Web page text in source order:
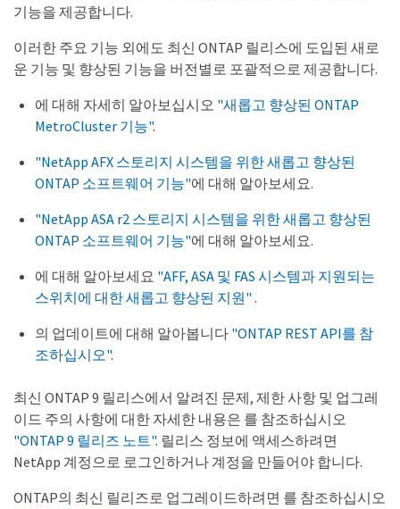
기능을 제공합니다.
이러한 주요 기능 외에도 최신 ONTAP 릴리스에 도입된 새로
운 기능 및 향상된 기능을 버전별로 포괄적으로 제공합니다.
에 대해 자세히 알아보십시오 "새롭고 향상된 ONTAP
MetroCluster 기능".
"NetApp AFX 스토리지 시스템을 위한 새롭고 향상된
ONTAP 소프트웨어 기능"에 대해 알아보세요.
"NetApp ASA r2 스토리지 시스템을 위한 새롭고 향상된
ONTAP 소프트웨어 기능"에 대해 알아보세요.
에 대해 알아보세요 "AFF, ASA 및 FAS 시스템과 지원되는
스위치에 대한 새롭고 향상된 지원" .
의 업데이트에 대해 알아봅니다 "ONTAP REST API를 참
조하십시오".
최신 ONTAP 9 릴리스에서 알려진 문제, 제한 사항 및 업그레
이드 주의 사항에 대한 자세한 내용은 를 참조하십시오
"ONTAP 9 릴리즈 노트". 릴리스 정보에 액세스하려면
NetApp 계정으로 로그인하거나 계정을 만들어야 합니다.
ONTAP의 최신 릴리즈로 업그레이드하려면 를 참조하십시오